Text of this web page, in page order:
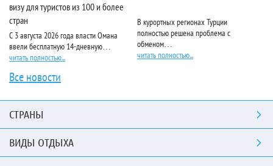
визу для туристов из 100 и более
стран
С 3 августа 2026 года власти Омана
ввели бесплатную 14-дневную…
читать полностью...
В курортных регионах Турции
полностью решена проблема с
обменом…
читать полностью...
Все новости
СТРАНЫ
ВИДЫ ОТДЫХА